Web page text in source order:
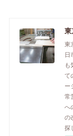
東
日
も
て
ー
常
へ
の
探